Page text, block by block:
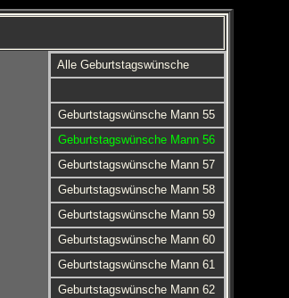
Alle Geburtstagswünsche
Geburtstagswünsche Mann 55
Geburtstagswünsche Mann 56
Geburtstagswünsche Mann 57
Geburtstagswünsche Mann 58
Geburtstagswünsche Mann 59
Geburtstagswünsche Mann 60
Geburtstagswünsche Mann 61
Geburtstagswünsche Mann 62